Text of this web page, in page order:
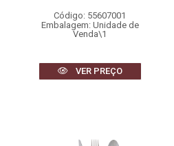
Código: 55607001
Embalagem: Unidade de
Venda\1
VER PREÇO